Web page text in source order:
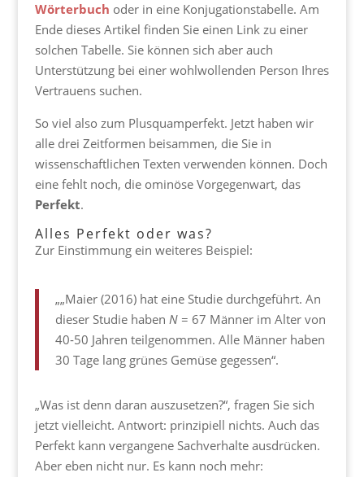
Wörterbuch oder in eine Konjugationstabelle. Am
Ende dieses Artikel finden Sie einen Link zu einer
solchen Tabelle. Sie können sich aber auch
Unterstützung bei einer wohlwollenden Person Ihres
Vertrauens suchen.
So viel also zum Plusquamperfekt. Jetzt haben wir
alle drei Zeitformen beisammen, die Sie in
wissenschaftlichen Texten verwenden können. Doch
eine fehlt noch, die ominöse Vorgegenwart, das
Perfekt.
Alles Perfekt oder was?
Zur Einstimmung ein weiteres Beispiel:
„„Maier (2016) hat eine Studie durchgeführt. An
dieser Studie haben N= 67 Männer im Alter von
40‑50 Jahren teilgenommen. Alle Männer haben
30 Tage lang grünes Gemüse gegessen“.
„Was ist denn daran auszusetzen?“, fragen Sie sich
jetzt vielleicht. Antwort: prinzipiell nichts. Auch das
Perfekt kann vergangene Sachverhalte ausdrücken.
Aber eben nicht nur. Es kann noch mehr: